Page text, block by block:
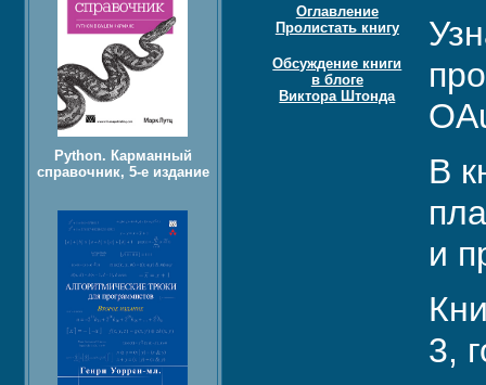
Оглавление
Пролистать книгу
Обсуждение книги
в блоге
Виктора Штонда
В
и
3,
Python. Карманный
справочник, 5-е издание